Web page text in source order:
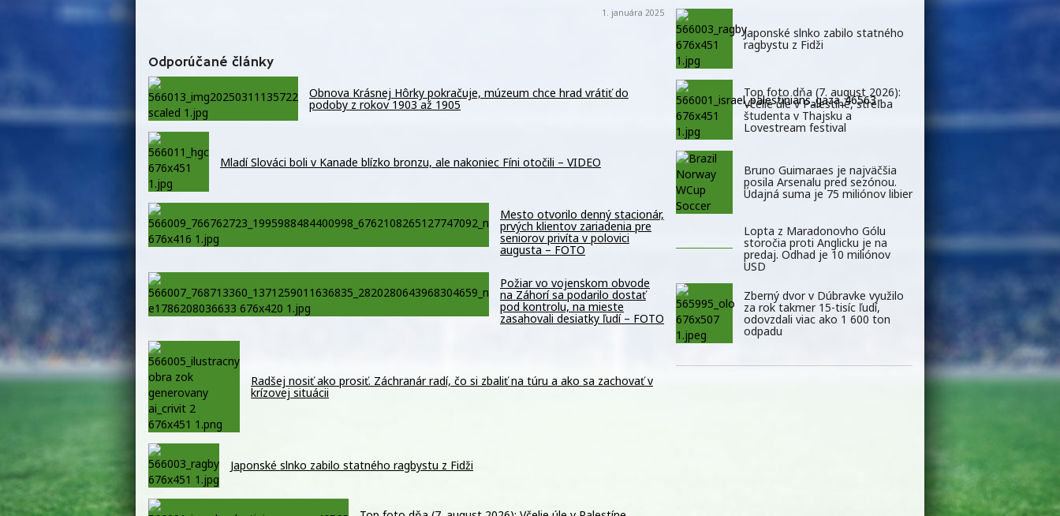
1. januára 2025
Odporúčané články
Obnova Krásnej Hôrky pokračuje, múzeum chce hrad vrátiť do
podoby z rokov 1903 až 1905
Mladí Slováci boli v Kanade blízko bronzu, ale nakoniec Fíni otočili – VIDEO
Mesto otvorilo denný stacionár,
prvých klientov zariadenia pre
seniorov privíta v polovici
augusta – FOTO
Požiar vo vojenskom obvode
na Záhorí sa podarilo dostať
pod kontrolu, na mieste
zasahovali desiatky ľudí – FOTO
Radšej nosiť ako prosiť. Záchranár radí, čo si zbaliť na túru a ako sa zachovať v
krízovej situácii
Japonské slnko zabilo statného ragbystu z Fidži
Japonské slnko zabilo statného
ragbystu z Fidži
Top foto dňa (7. august 2026):
Včelie úle v Palestíne, streľba
študenta v Thajsku a
Lovestream festival
Bruno Guimaraes je najväčšia
posila Arsenalu pred sezónou.
Údajná suma je 75 miliónov libier
Lopta z Maradonovho Gólu
storočia proti Anglicku je na
predaj. Odhad je 10 miliónov
USD
Zberný dvor v Dúbravke využilo
za rok takmer 15-tisíc ľudí,
odovzdali viac ako 1 600 ton
odpadu